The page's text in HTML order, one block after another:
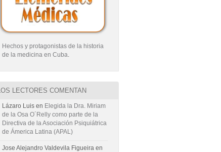
Hechos y protagonistas de la historia
de la medicina en Cuba.
LOS LECTORES COMENTAN
Lázaro Luis en Elegida la Dra. Miriam
de la Osa O´Relly como parte de la
Directiva de la Asociación Psiquiátrica
de Ámerica Latina (APAL)
Jose Alejandro Valdevila Figueira en